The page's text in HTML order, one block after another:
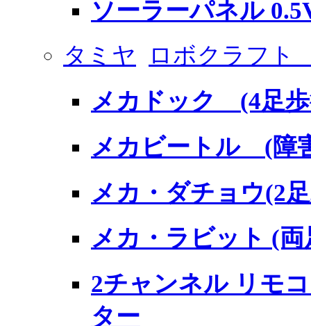
ソーラーパネル
タミヤ ロボクラフ
メカドック (4足
メカビートル (障
メカ・ダチョウ(2
メカ・ラビット (
2チャンネル リモ
ター